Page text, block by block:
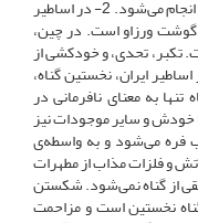
وسیله‌ی شست و شو، ریاضت و یا اهدای هدایا انجام می‌شود. 2- در اساطیر
ورزاو است. در چین،
تکبر، تحدی، و خودکشی از
شده در اساطیر چین است. 3- در اساطیر ایران، نخستین گناه،
به معنای نافرمانی در
خودش و سایر موجودات نیز
فره می‌شود و به واسطه‌ی
و فلزات مذاب از مطهرات
دقیقی از گناه نمی‌شود. شکستن
نخستین است و مزاحمت